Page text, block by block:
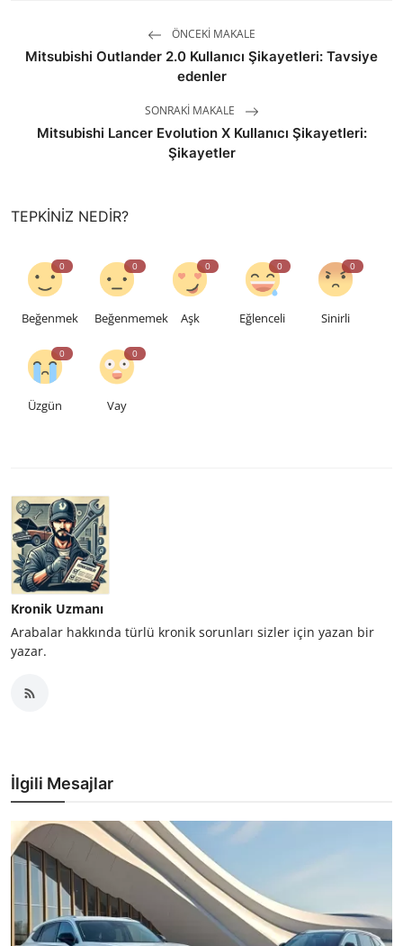
ÖNCEKI MAKALE
Mitsubishi Outlander 2.0 Kullanıcı Şikayetleri: Tavsiye
edenler
SONRAKI MAKALE
Mitsubishi Lancer Evolution X Kullanıcı Şikayetleri:
Şikayetler
TEPKINIZ NEDIR?
0
Beğenmek
0
Beğenmemek
0
Aşk
0
Eğlenceli
0
Sinirli
0
Üzgün
0
Vay
Kronik Uzmanı
Arabalar hakkında türlü kronik sorunları sizler için yazan bir
yazar.
İlgili Mesajlar